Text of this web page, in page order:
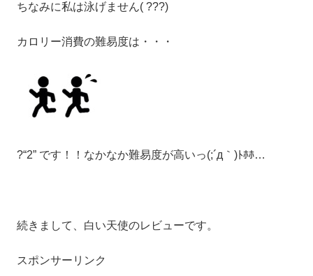
ちなみに私は泳げません( ???)
カロリー消費の難易度は・・・
?“2” です！！なかなか難易度が高いっ(;´д｀)ﾄﾎﾎ…
続きまして、白い天使のレビューです。
スポンサーリンク